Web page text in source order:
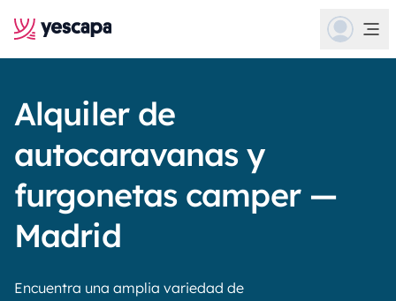
Alquiler de
autocaravanas y
furgonetas camper —
Madrid
Encuentra una amplia variedad de